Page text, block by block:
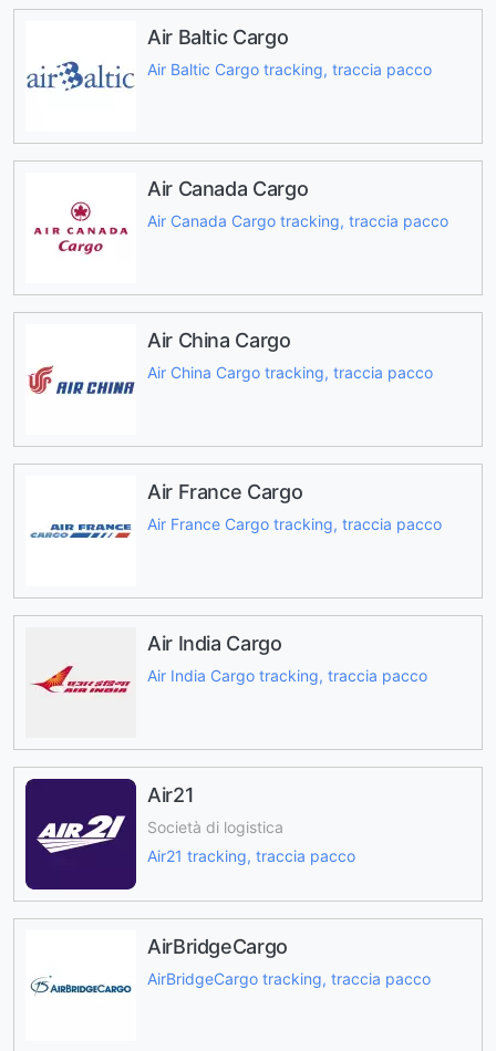
Air Baltic Cargo
Air Baltic Cargo tracking, traccia pacco
Air Canada Cargo
Air Canada Cargo tracking, traccia pacco
Air China Cargo
Air China Cargo tracking, traccia pacco
Air France Cargo
Air France Cargo tracking, traccia pacco
Air India Cargo
Air India Cargo tracking, traccia pacco
Air21
Società di logistica
Air21 tracking, traccia pacco
AirBridgeCargo
AirBridgeCargo tracking, traccia pacco